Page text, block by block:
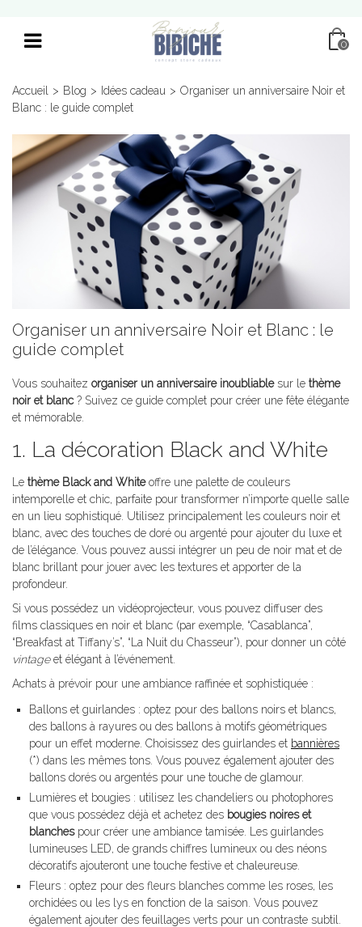
0
Accueil > Blog > Idées cadeau > Organiser un anniversaire Noir et
Blanc : le guide complet
Organiser un anniversaire Noir et Blanc : le
guide complet
Vous souhaitez organiser un anniversaire inoubliablesur le thème
noir et blanc? Suivez ce guide complet pour créer une fête élégante
et mémorable.
1. La décoration Black and White
Le thème Black and Whiteoffre une palette de couleurs
intemporelle et chic, parfaite pour transformer n’importe quelle salle
en un lieu sophistiqué. Utilisez principalement les couleurs noir et
blanc, avec des touches de doré ou argenté pour ajouter du luxe et
de l’élégance. Vous pouvez aussi intégrer un peu de noir mat et de
blanc brillant pour jouer avec les textures et apporter de la
profondeur.
Si vous possédez un vidéoprojecteur, vous pouvez diffuser des
films classiques en noir et blanc (par exemple, “Casablanca”,
“Breakfast at Tiffany’s”, “La Nuit du Chasseur”), pour donner un côté
vintageet élégant à l’événement.
Achats à prévoir pour une ambiance raffinée et sophistiquée :
Ballons et guirlandes : optez pour des ballons noirs et blancs,
des ballons à rayures ou des ballons à motifs géométriques
pour un effet moderne. Choisissez des guirlandes et bannières
(*) dans les mêmes tons. Vous pouvez également ajouter des
ballons dorés ou argentés pour une touche de glamour.
Lumières et bougies : utilisez les chandeliers ou photophores
que vous possédez déjà et achetez des bougies noires et
blanchespour créer une ambiance tamisée. Les guirlandes
lumineuses LED, de grands chiffres lumineux ou des néons
décoratifs ajouteront une touche festive et chaleureuse.
Fleurs : optez pour des fleurs blanches comme les roses, les
orchidées ou les lys en fonction de la saison. Vous pouvez
également ajouter des feuillages verts pour un contraste subtil.